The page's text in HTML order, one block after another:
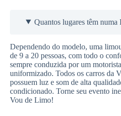
Quantos lugares têm numa
Dependendo do modelo, uma
de 9 a 20 pessoas, com todo o
sempre conduzida por um
uniformizado. Todos os carros da
possuem luz e som de alta
condicionado. Torne seu evento
Vou de Limo!